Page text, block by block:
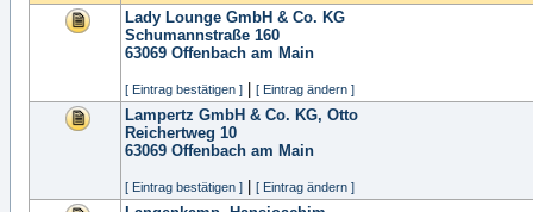
Lady Lounge GmbH & Co. KG
Schumannstraße 160
63069 Offenbach am Main
[ Eintrag bestätigen ] [ Eintrag ändern ]
Lampertz GmbH & Co. KG, Otto
Reichertweg 10
63069 Offenbach am Main
[ Eintrag bestätigen ] [ Eintrag ändern ]